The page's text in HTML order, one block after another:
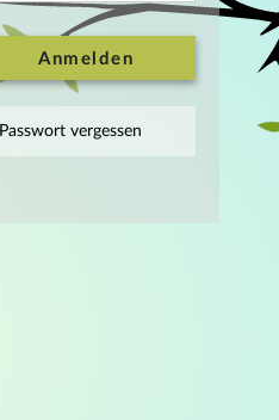
Anmelden
Passwort vergessen